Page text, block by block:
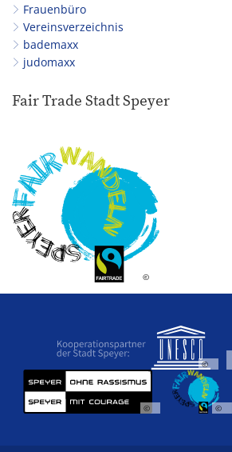
Frauenbüro
Vereinsverzeichnis
bademaxx
judomaxx
Fair Trade Stadt Speyer
©
©
© ©